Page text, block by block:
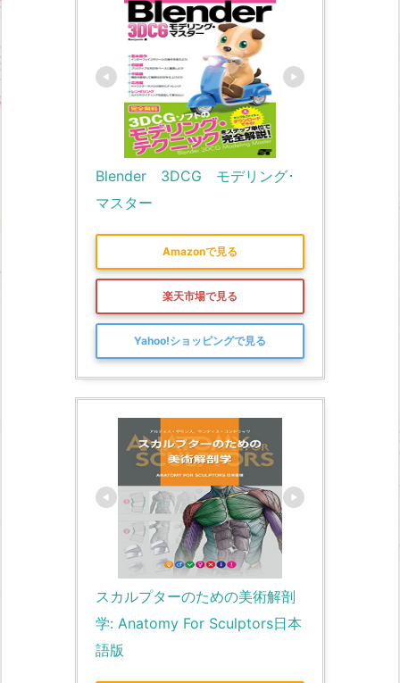
Blender　3DCG　モデリング･
マスター
Amazonで見る
楽天市場で見る
Yahoo!ショッピングで見る
スカルプターのための美術解剖
学: Anatomy For Sculptors日本
語版